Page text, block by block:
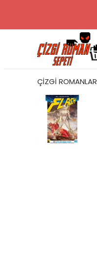
ÇİZGİ ROMANLAR